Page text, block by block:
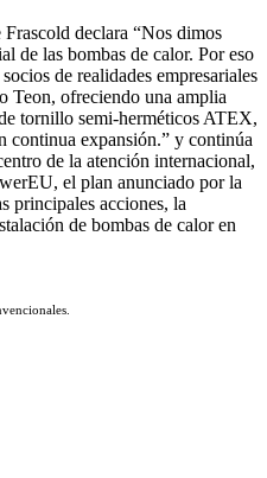
declara “Nos dimos
de las bombas de calor. Por eso
de realidades empresariales
Teon, ofreciendo una amplia
tornillo semi-herméticos ATEX,
continua expansión.” y continúa
de la atención internacional,
el plan anunciado por la
principales acciones, la
de bombas de calor en